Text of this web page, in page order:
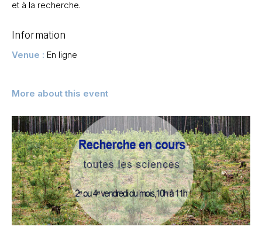
et à la recherche.
Information
Venue : En ligne
More about this event